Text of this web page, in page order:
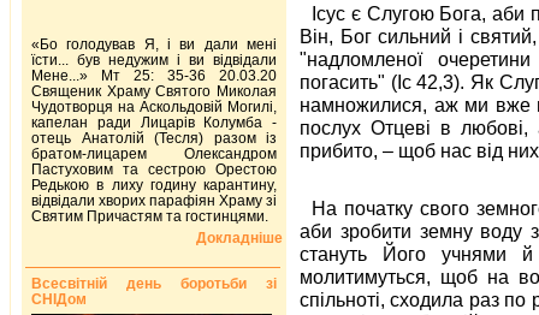
Ісус є Слугою Бога, аби
Він, Бог сильний і
"надломленої
погасить" (Іс 42,3). Як
намножилися, аж ми вже
послух Отцеві в
прибито, – щоб нас від них
На початку свого
аби зробити земну воду
стануть Його учнями й
молитимуться, щоб на
спільноті, сходила раз
«Бо голодував Я, і ви дали мені
їсти... був недужим і ви відвідали
Мене...» Мт 25: 35-36 20.03.20
Священик Храму Святого Миколая
Чудотворця на Аскольдовій Могилі,
капелан ради Лицарів Колумба -
отець Анатолій (Тесля) разом із
братом-лицарем Олександром
Пастуховим та сестрою Орестою
Редькою в лиху годину карантину,
відвідали хворих парафіян Храму зі
Святим Причастям та гостинцями.
Докладніше
Всесвітній день боротьби зі
СНІДом